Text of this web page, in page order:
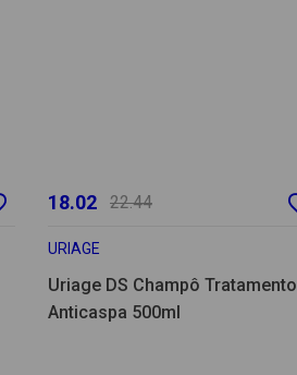
18.02 22.44
URIAGE
Uriage DS Champô Tratamento
Anticaspa 500ml